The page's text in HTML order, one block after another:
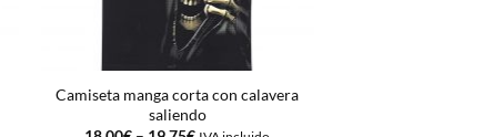
Camiseta manga corta con calavera
saliendo